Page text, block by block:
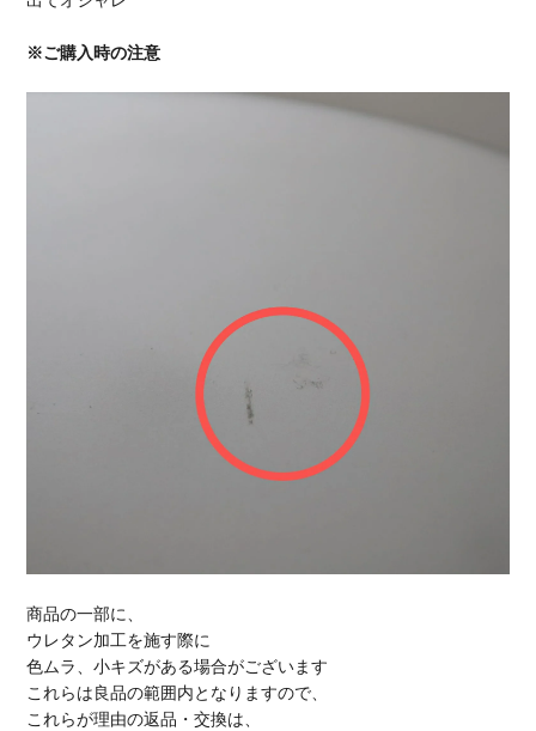
※ご購入時の注意
商品の一部に、
ウレタン加工を施す際に
色ムラ、小キズがある場合がございます
これらは良品の範囲内となりますので、
これらが理由の返品・交換は、